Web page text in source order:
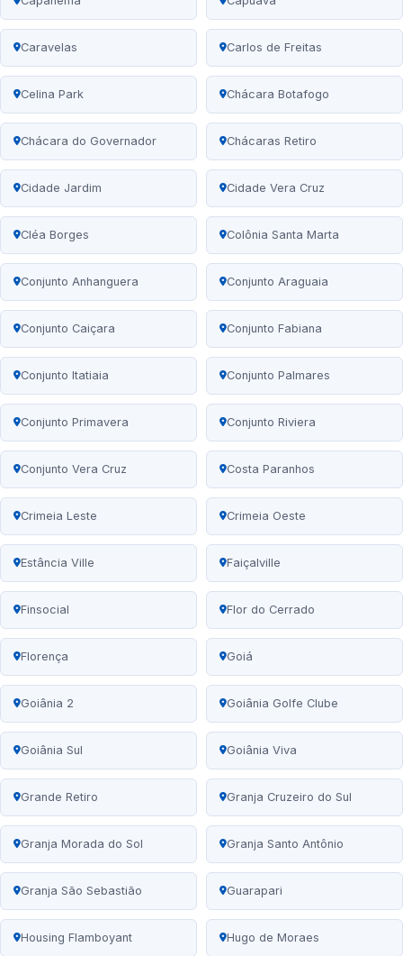
Caravelas Carlos de Freitas
Celina Park Chácara Botafogo
Chácara do Governador Chácaras Retiro
Cidade Jardim Cidade Vera Cruz
Cléa Borges Colônia Santa Marta
Conjunto Anhanguera Conjunto Araguaia
Conjunto Caiçara Conjunto Fabiana
Conjunto Itatiaia Conjunto Palmares
Conjunto Primavera Conjunto Riviera
Conjunto Vera Cruz Costa Paranhos
Crimeia Leste Crimeia Oeste
Estância Ville Faiçalville
Finsocial Flor do Cerrado
Florença Goiá
Goiânia 2 Goiânia Golfe Clube
Goiânia Sul Goiânia Viva
Grande Retiro Granja Cruzeiro do Sul
Granja Morada do Sol Granja Santo Antônio
Granja São Sebastião Guarapari
Housing Flamboyant Hugo de Moraes